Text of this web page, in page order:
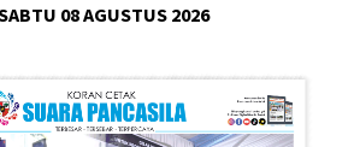
08 AGUSTUS 2026